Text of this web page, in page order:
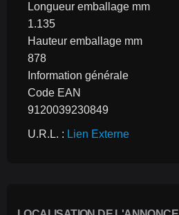
Longueur emballage mm
1.135
Hauteur emballage mm
878
Information générale
Code EAN
9120039230849
U.R.L. : Lien Externe